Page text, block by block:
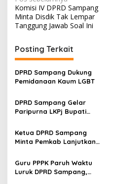
pos
Komisi IV DPRD Sampang
Minta Disdik Tak Lempar
Tanggung Jawab Soal Ini
Posting Terkait
DPRD Sampang Dukung
Pemidanaan Kaum LGBT
DPRD Sampang Gelar
Paripurna LKPj Bupati
Ketua DPRD Sampang
Minta Pemkab Lanjutkan
Masyarakat
Guru PPPK Paruh Waktu
Luruk DPRD Sampang,